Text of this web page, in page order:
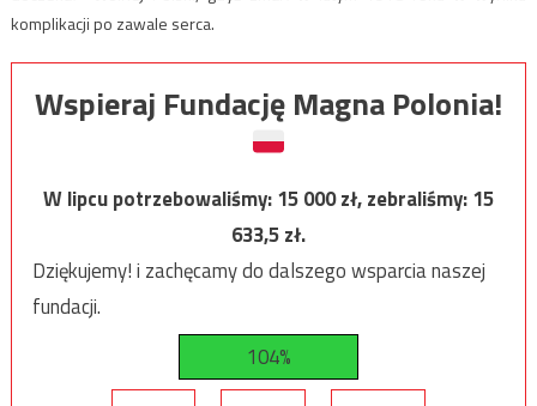
komplikacji po zawale serca.
Wspieraj Fundację Magna Polonia!
W lipcu potrzebowaliśmy:15 000zł, zebraliśmy:15
633,5zł.
Dziękujemy! i zachęcamy do dalszego wsparcia naszej
fundacji.
104%